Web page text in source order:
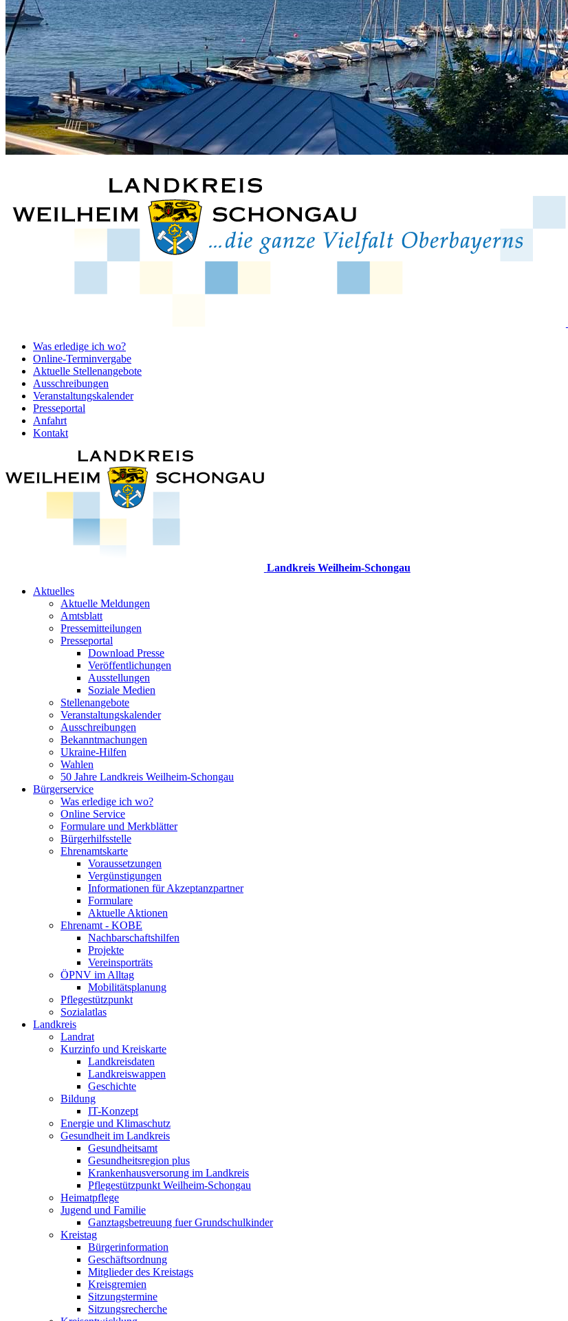
Was erledige ich wo?
Online-Terminvergabe
Aktuelle Stellenangebote
Ausschreibungen
Veranstaltungskalender
Presseportal
Anfahrt
Kontakt
Landkreis Weilheim-Schongau
Aktuelles
Aktuelle Meldungen
Amtsblatt
Pressemitteilungen
Presseportal
Download Presse
Veröffentlichungen
Ausstellungen
Soziale Medien
Stellenangebote
Veranstaltungskalender
Ausschreibungen
Bekanntmachungen
Ukraine-Hilfen
Wahlen
50 Jahre Landkreis Weilheim-Schongau
Bürgerservice
Was erledige ich wo?
Online Service
Formulare und Merkblätter
Bürgerhilfsstelle
Ehrenamtskarte
Voraussetzungen
Vergünstigungen
Informationen für Akzeptanzpartner
Formulare
Aktuelle Aktionen
Ehrenamt - KOBE
Nachbarschaftshilfen
Projekte
Vereinsporträts
ÖPNV im Alltag
Mobilitätsplanung
Pflegestützpunkt
Sozialatlas
Landkreis
Landrat
Kurzinfo und Kreiskarte
Landkreisdaten
Landkreiswappen
Geschichte
Bildung
IT-Konzept
Energie und Klimaschutz
Gesundheit im Landkreis
Gesundheitsamt
Gesundheitsregion plus
Krankenhausversorung im Landkreis
Pflegestützpunkt Weilheim-Schongau
Heimatpflege
Jugend und Familie
Ganztagsbetreuung fuer Grundschulkinder
Kreistag
Bürgerinformation
Geschäftsordnung
Mitglieder des Kreistags
Kreisgremien
Sitzungstermine
Sitzungsrecherche